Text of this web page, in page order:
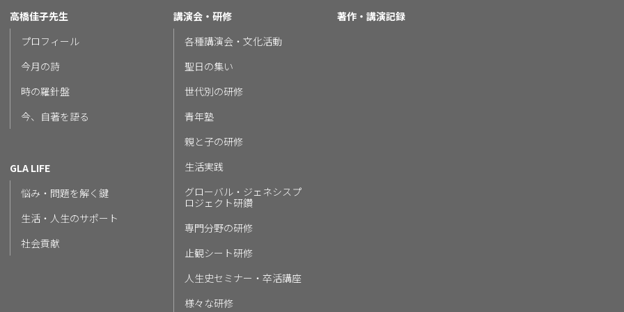
高橋佳子先生
プロフィール
今月の詩
時の羅針盤
今、自著を語る
GLA LIFE
悩み・問題を解く鍵
生活・人生のサポート
社会貢献
講演会・研修
各種講演会・文化活動
聖日の集い
世代別の研修
青年塾
親と子の研修
生活実践
グローバル・ジェネシスプ
ロジェクト研鑽
専門分野の研修
止観シート研修
人生史セミナー・卒活講座
様々な研修
著作・講演記録